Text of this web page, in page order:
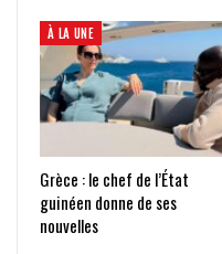
À LA UNE
Grèce : le chef de l’État
guinéen donne de ses
nouvelles